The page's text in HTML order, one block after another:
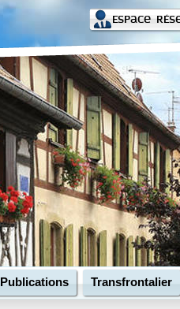
Espace
Publications Transfrontalier